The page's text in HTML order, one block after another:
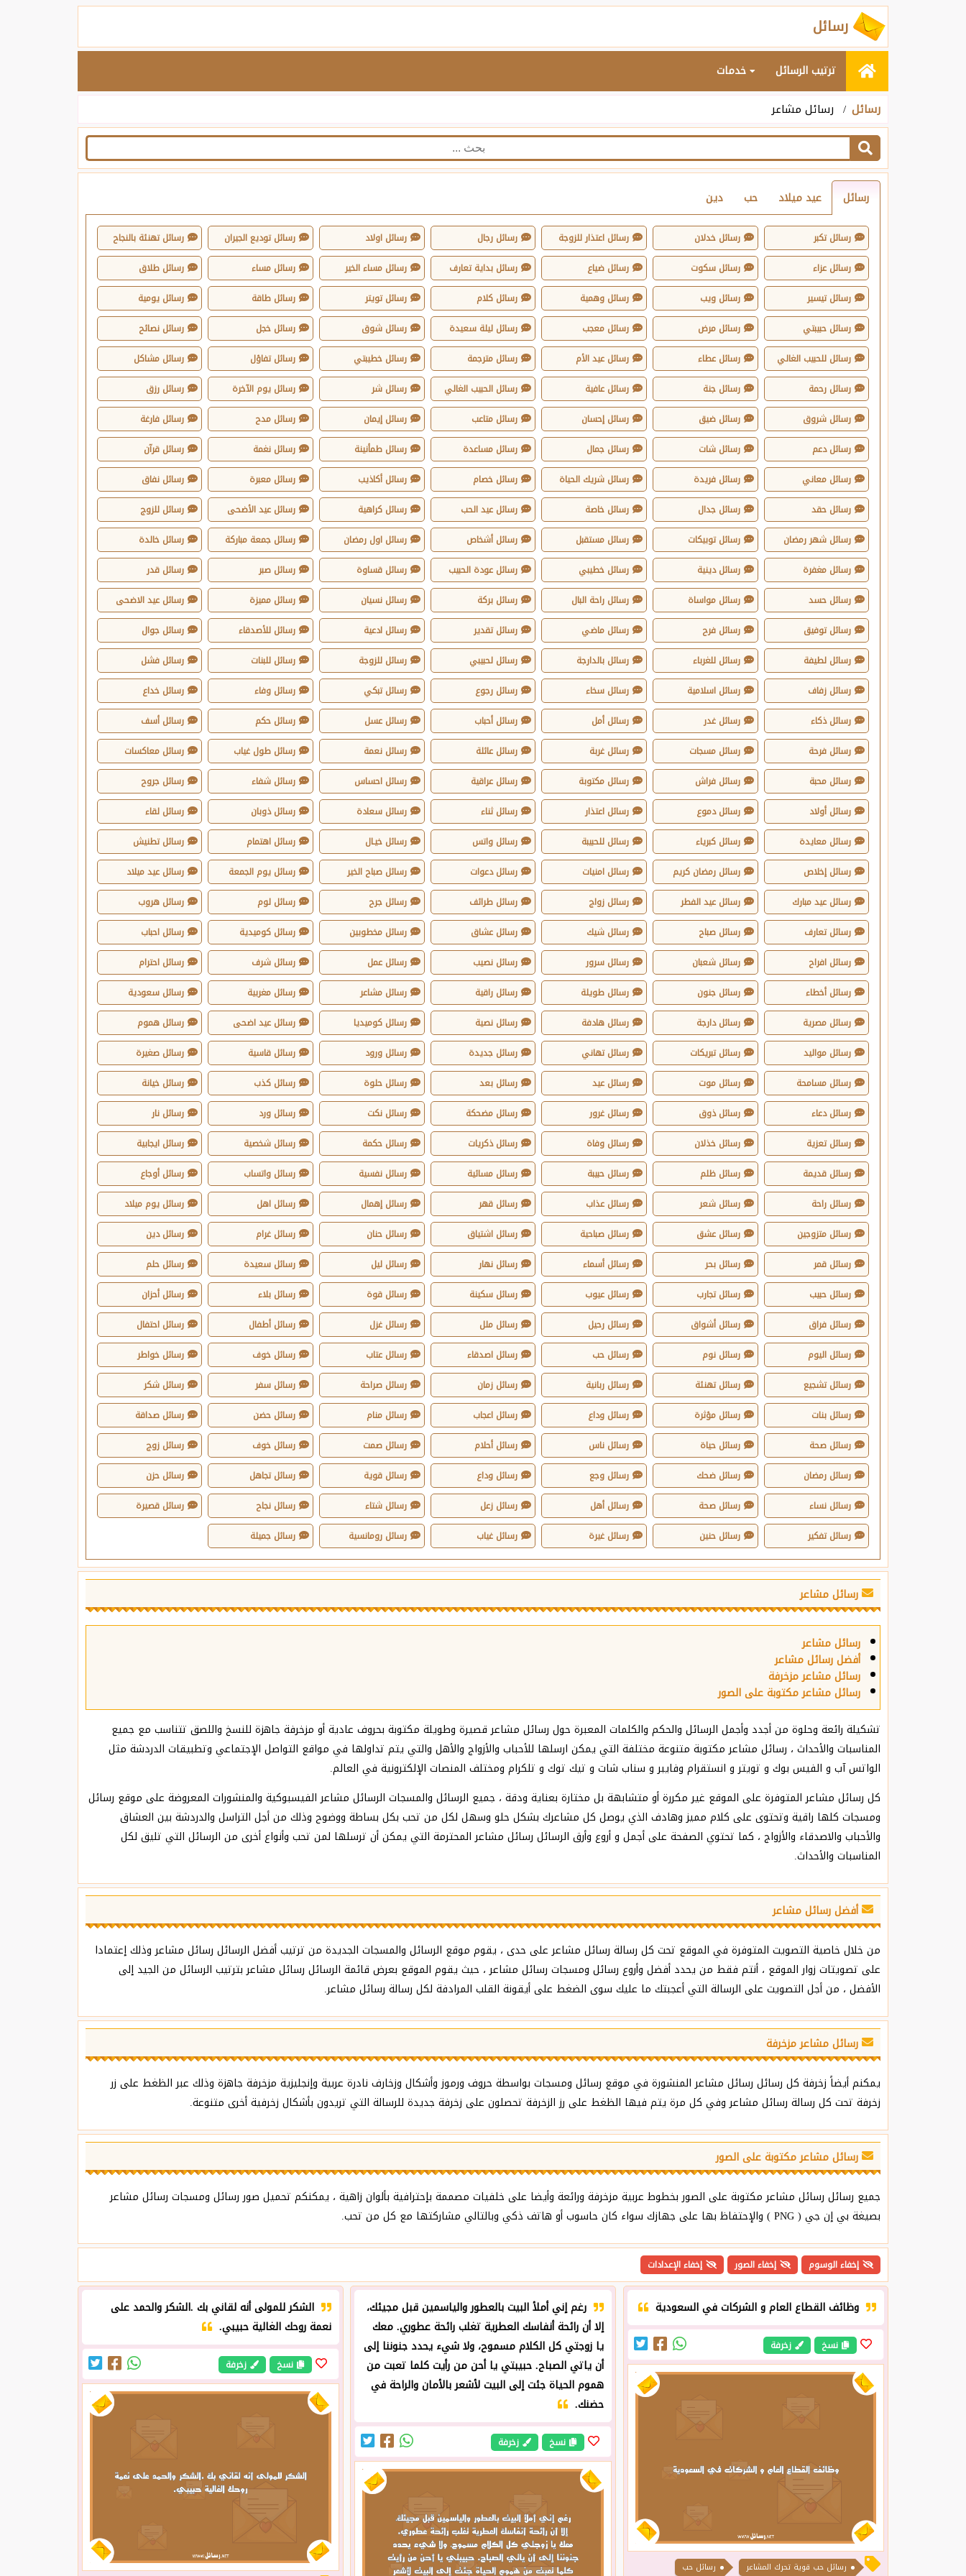
رسائل
ترتيب الرسائل خدمات
رسائل رسائل مشاعر
رسائل عيد ميلاد حب دين
رسائل تكبر رسائل خدلان رسائل اعتذار للزوجة رسائل رجال رسائل اولاد رسائل توديع الجيران
رسائل تهنئة بالنجاح
رسائل عزاء
رسائل سكوت رسائل ضياع رسائل بداية تعارف رسائل مساء الخير رسائل مساء
رسائل طلاق
رسائل تيسير
رسائل ويب رسائل وهمية رسائل كلام رسائل تويتر رسائل طاقة
رسائل يومية
رسائل حبيبتي
رسائل مرض رسائل معجب رسائل ليلة سعيدة رسائل شوق رسائل خجل
رسائل نصائح
رسائل للحبيب الغالي
رسائل عطاء رسائل عيد الأم رسائل مترجمة رسائل خطيبتي رسائل تفاؤل
رسائل مشاكل
رسائل رحمة
رسائل جنة رسائل عافية رسائل الحبيب الغالي رسائل شر رسائل يوم الآخرة
رسائل رزق
رسائل شروق
رسائل ضيق رسائل إحسان رسائل متاعب رسائل إيمان رسائل مدح
رسائل فارغة
رسائل دعم
رسائل شات رسائل جمال رسائل مساعدة رسائل طمأنينة رسائل نغمة
رسائل قرآن
رسائل معاني
رسائل فريدة رسائل شريك الحياة رسائل خصام رسائل أكاذيب رسائل معبرة
رسائل نفاق
رسائل حقد
رسائل جدال رسائل خاصة رسائل عيد الحب رسائل كراهية رسائل عيد الأضحى
رسائل للزوج
رسائل شهر رمضان
رسائل توبيكات رسائل مستقبل رسائل أشخاص رسائل اول رمضان رسائل جمعة مباركة
رسائل خالدة
رسائل مغفرة
رسائل دينية رسائل خطيبي رسائل عودة الحبيب رسائل قساوة رسائل صبر
رسائل قدر
رسائل حسد
رسائل مواساة رسائل راحة البال رسائل بركة رسائل نسيان رسائل مميزة
رسائل عيد الاضحى
رسائل توفيق
رسائل فرح رسائل ماضي رسائل تقدير رسائل ادعية رسائل للأصدقاء
رسائل جوال
رسائل لطيفة
رسائل للغرباء رسائل بالدارجة رسائل لحبيبي رسائل للزوجة رسائل للبنات
رسائل فشل
رسائل زفاف
رسائل اسلامية رسائل سخاء رسائل رجوع رسائل تبكي رسائل وفاء
رسائل خداع
رسائل ذكاء
رسائل غدر رسائل أمل رسائل أحباب رسائل عسل رسائل حكم
رسائل أسف
رسائل فرحة
رسائل مسجات رسائل غربة رسائل عائلة رسائل نعمة رسائل طول غياب
رسائل معاكسات
رسائل محبة
رسائل فراش رسائل مكتوبة رسائل عراقية رسائل احساس رسائل شفاء
رسائل جروح
رسائل أولاد
رسائل دموع رسائل اعتذار رسائل ثناء رسائل سعادة رسائل ذوبان
رسائل لقاء
رسائل معايدة
رسائل كبرياء رسائل للحبيبة رسائل واتس رسائل خيـال رسائل اهتمام
رسائل تطنيش
رسائل إخلاص
رسائل رمضان كريم رسائل امنيات رسائل دعوات رسائل صباح الخير رسائل يوم الجمعة
رسائل عيد ميلاد
رسائل عيد مبارك
رسائل عيد الفطر رسائل زواج رسائل طرائف رسائل جرح رسائل لوم
رسائل هروب
رسائل تعارف
رسائل صباح رسائل شيك رسائل عشاق رسائل مخطوبين رسائل كوميدية
رسائل احباب
رسائل افراح
رسائل شعبان رسائل سرور رسائل نصيب رسائل عمل رسائل شرف
رسائل احترام
رسائل أخطاء
رسائل جنون رسائل طويلة رسائل راقية رسائل مشاعر رسائل مغربية
رسائل سعودية
رسائل مصرية
رسائل دارجة رسائل هادفة رسائل نصية رسائل كوميديا رسائل عيد اضحى
رسائل هموم
رسائل مواليد
رسائل تبريكات رسائل تهاني رسائل جديدة رسائل ورود رسائل قاسية
رسائل صغيرة
رسائل مسامحة
رسائل موت رسائل عيد رسائل بعد رسائل حلوة رسائل كذب
رسائل خيانة
رسائل دعاء
رسائل ذوق رسائل غرور رسائل مضحكة رسائل نكت رسائل ورد
رسائل نار
رسائل تعزية
رسائل خذلان رسائل وفاة رسائل ذكريات رسائل حكمة رسائل شخصية
رسائل ايجابية
رسائل قديمة
رسائل ظلم رسائل حبيبة رسائل مسائية رسائل نفسية رسائل واتساب
رسائل أوجاع
رسائل راحة
رسائل شعر رسائل عذاب رسائل قهر رسائل إهمال رسائل اهل
رسائل يوم ميلاد
رسائل متزوجين
رسائل عشق رسائل صباحية رسائل اشتياق رسائل حنان رسائل غرام
رسائل دين
رسائل قمر
رسائل بحر رسائل أسماء رسائل نهار رسائل ليل رسائل سعيدة
رسائل حلم
رسائل حبيب
رسائل تجارب رسائل عيوب رسائل سكينة رسائل قوة رسائل بلاء
رسائل أحزان
رسائل فراق
رسائل أشواق رسائل رحيل رسائل ملل رسائل غزل رسائل أطفال
رسائل احتفال
رسائل اليوم
رسائل نوم رسائل حب رسائل اصدقاء رسائل عتاب رسائل خوف
رسائل خواطر
رسائل تشجيع
رسائل تهنئة رسائل ربانية رسائل زمان رسائل صراحة رسائل سفر
رسائل شكر
رسائل بنات
رسائل مؤثرة رسائل وداع رسائل اعجاب رسائل منام رسائل حضن
رسائل صداقة
رسائل صحة
رسائل حياة رسائل ناس رسائل أحلام رسائل صمت رسائل خوف
رسائل زوج
رسائل رمضان
رسائل ضحك رسائل وجع رسائل وداع رسائل قوية رسائل تجاهل
رسائل حزن
رسائل نساء
رسائل صحة رسائل أهل رسائل زعل رسائل شتاء رسائل نجاح
رسائل قصيرة
رسائل تفكير
رسائل حنين رسائل غيرة رسائل غياب رسائل رومانسية رسائل جميلة
رسائل مشاعر
رسائل مشاعر
أفضل رسائل مشاعر
رسائل مشاعر مزخرفة
رسائل مشاعر مكتوبة على الصور
تشكيلة رائعة وحلوة من أجدد وأجمل الرسائل والحكم والكلمات المعبرة حول رسائل مشاعر قصيرة وطويلة مكتوبة بحروف عادية أو مزخرفة جاهزة للنسخ واللصق تتناسب مع جميع
المناسبات والأحداث ، رسائل مشاعر مكتوبة متنوعة مختلفة التي يمكن ارسلها للأحباب والأزواج والأهل والتي يتم تداولها في مواقع التواصل الإجتماعي وتطبيقات الدردشة مثل
الواتس آب و الفيس بوك و تويتر و انستقرام وفايبر و سناب شات و تيك توك و تلكرام ومختلف المنصات الإلكترونية في العالم.
كل رسائل مشاعر المتوفرة على الموقع غير مكررة أو متشابهة بل مختارة بعناية ودقة ، جميع الرسائل والمسجات الرسائل مشاعر الفيسبوكية والمنشورات المعروضة على موقع رسائل
ومسجات كلها راقية وتحتوى على كلام مميز وهادف الذي يوصل كل مشاعرك بشكل ‏حلو وسهل لكل من تحب بكل بساطة ووضوح وذلك من أجل التراسل والدردشة بين العشاق
والأحباب ‏والاصدقاء والأزواج ، كما تحتوي الصفحة على أجمل و أروع وأرق الرسائل رسائل مشاعر المحترمة التي يمكن أن ترسلها لمن تحب وأنواع أخرى من الرسائل التي تليق لكل
المناسبات والأحداث.
أفضل رسائل مشاعر
من خلال خاصية التصويت المتوفرة في الموقع تحت كل رسالة رسائل مشاعر على حدى ، يقوم موقع الرسائل والمسجات الجديدة من ترتيب أفضل الرسائل رسائل مشاعر وذلك إعتمادا
على تصويتات زوار الموقع ، أنتم فقط من يحدد أفضل وأروع رسائل ومسجات رسائل مشاعر ، حيث يقوم الموقع بعرض قائمة الرسائل رسائل مشاعر بترتيب الرسائل من الجيد إلى
الأفضل ، من أجل التصويت على الرسالة التي أعجبتك ما عليك سوى الضغط على أيقونة القلب المرادفة لكل رسالة رسائل مشاعر.
رسائل مشاعر مزخرفة
يمكنم أيضاً زخرفة كل رسائل رسائل مشاعر المنشورة في موقع رسائل ومسجات بواسطة حروف ورموز وأشكال وزخارف نادرة عربية وإنجليزية مزخرفة جاهزة وذلك عبر الظغط على زر
زخرفة تحت كل رسالة رسائل مشاعر وفي كل مرة يتم فيها الظغط على رز الزخرفة تحصلون على زخرفة جديدة للرسالة التي تريدون بأشكال زخرفية أخرى متنوعة.
رسائل مشاعر مكتوبة على الصور
جميع رسائل رسائل مشاعر مكتوبة على الصور بخطوط عربية مزخرفة ورائعة وأيضا على خلفيات مصممة بإحترافية بألوان زاهية ، يمكنكم تحميل صور رسائل ومسجات رسائل مشاعر
بصيغة بي إن جي ( PNG ) والإحتفاظ بها على جهازك سواء كان حاسوب أو هاتف ذكي وبالتالي مشاركتها مع كل من تحب.
إخفاء الوسوم إخفاء الصور إخفاء الإعدادات
وظائف القطاع العام و الشركات في السعودية
نسخ زخرفة
رسائل حب قوية تحرك المشاعر رسائل حب
رغم إني أملأ البيت بالعطور والياسمين قبل مجيئك،
إلا أن رائحة أنفاسك العطرية تغلب رائحة عطوري. معك
يا زوجتي كل الكلام مسموح، ولا شيء يحدد جنوننا إلى
أن ياتي الصباح. حبيبتي يا أحن من رأيت كلما تعبت من
هموم الحياة جئت إلى البيت لأشعر بالأمان والراحة في
حضنك.
نسخ زخرفة
الشكر للمولى أنه لقاني بك .الشكر والحمد على
نعمة روحك الغالية حبيبي.
نسخ زخرفة